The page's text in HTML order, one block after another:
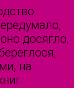
досягло,
на